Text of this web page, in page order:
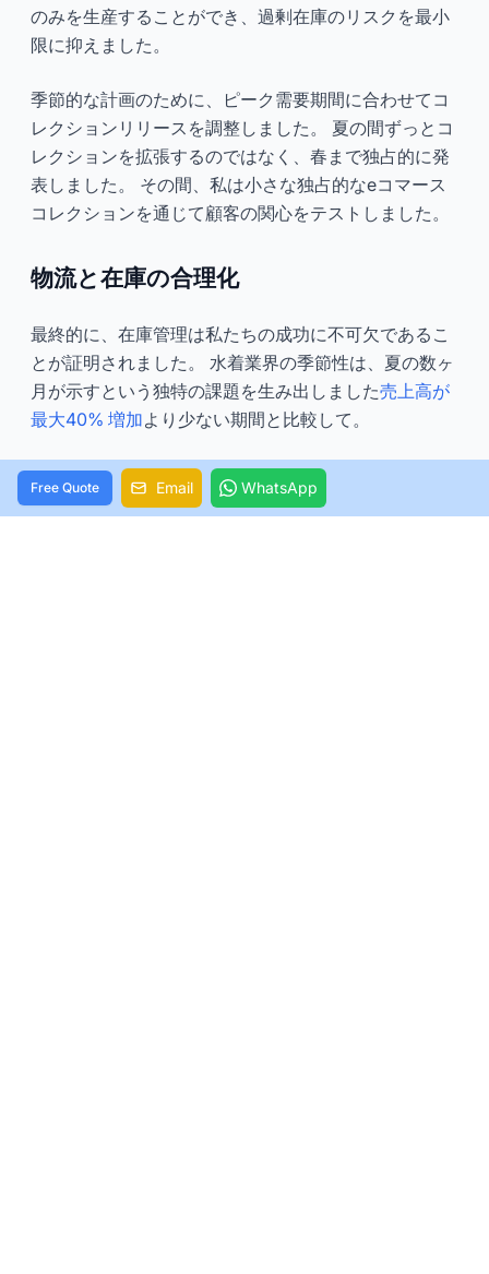
のみを生産することができ、過剰在庫のリスクを最小
限に抑えました。
季節的な計画のために、ピーク需要期間に合わせてコ
レクションリリースを調整しました。 夏の間ずっとコ
レクションを拡張するのではなく、春まで独占的に発
表しました。 その間、私は小さな独占的なeコマース
コレクションを通じて顧客の関心をテストしました。
物流と在庫の合理化
最終的に、在庫管理は私たちの成功に不可欠であるこ
とが証明されました。 水着業界の季節性は、夏の数ヶ
月が示すという独特の課題を生み出しました売上高が
最大40% 増加より少ない期間と比較して。
これに対処するために、履歴データに基づいて正確な
需要予測を提供する在庫予測ツールを実装しました。
Free Quote Email WhatsApp